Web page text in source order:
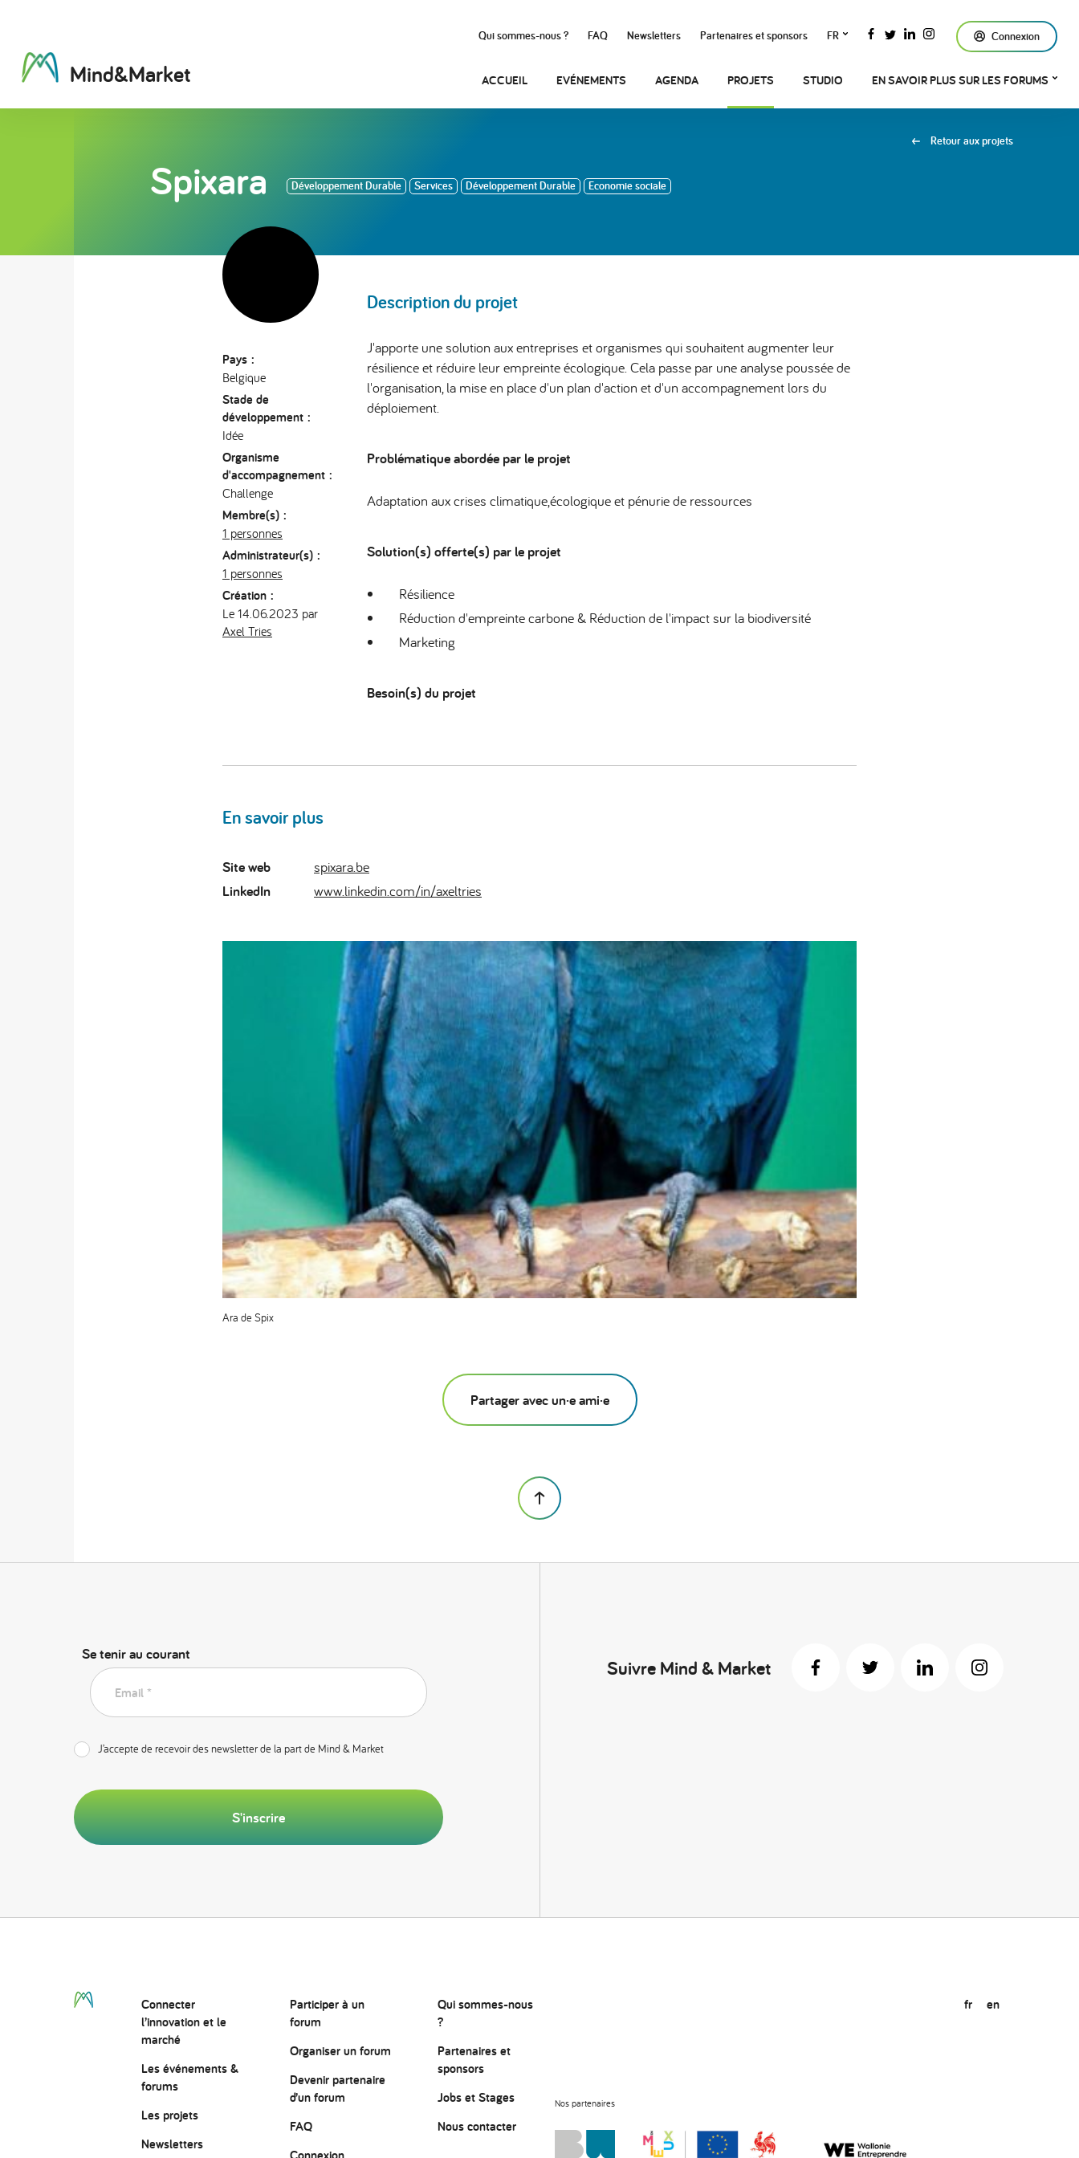
Mind&Market
Qui sommes-nous ? FAQ Newsletters Partenaires et sponsors FR Connexion
ACCUEIL EVÉNEMENTS AGENDA PROJETS STUDIO EN SAVOIR PLUS SUR LES FORUMS
Spixara Développement Durable Services Développement Durable Economie sociale
Retour aux projets
Pays :
Belgique
Stade de
développement :
Idée
Organisme
d'accompagnement :
Challenge
Membre(s) :
1 personnes
Administrateur(s) :
1 personnes
Création :
Le 14.06.2023 par
Axel Tries
Description du projet
J'apporte une solution aux entreprises et organismes qui souhaitent augmenter leur
résilience et réduire leur empreinte écologique. Cela passe par une analyse poussée de
l'organisation, la mise en place d'un plan d'action et d'un accompagnement lors du
déploiement.
Problématique abordée par le projet
Adaptation aux crises climatique,écologique et pénurie de ressources
Solution(s) offerte(s) par le projet
Résilience
Réduction d'empreinte carbone & Réduction de l'impact sur la biodiversité
Marketing
Besoin(s) du projet
En savoir plus
Site web
spixara.be
LinkedIn
www.linkedin.com/in/axeltries
Ara de Spix
Partager avec un·e ami·e
Se tenir au courant
Email *
J’accepte de recevoir des newsletter de la part de Mind & Market
S'inscrire
Suivre Mind & Market
Connecter
l’innovationet le
marché
Les événements &
forums
Les projets
Newsletters
Participer à un
forum
Organiser un forum
Devenir partenaire
d’un forum
FAQ
Qui sommes-nous
?
Partenaires et
sponsors
Jobs et Stages
Nous contacter
Nos partenaires
fr en